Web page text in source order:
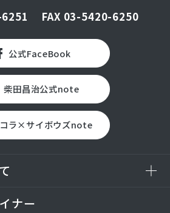
FAX 03-5420-6250
公式FaceBook
柴田昌治公式note
ラ×サイボウズnote
ナー